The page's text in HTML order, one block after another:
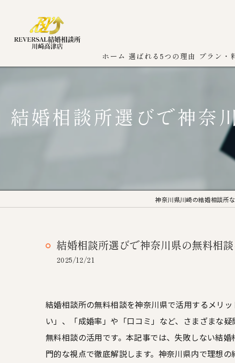
ホーム 選ばれる5つの理由 プラン・
結婚相談所選びで神奈
神奈川県川崎の結婚相談所
結婚相談所選びで神奈川県の無料相
2025/12/21
結婚相談所の無料相談を神奈川県で活用するメリ
い」、「成婚率」や「口コミ」など、さまざまな
無料相談の活用です。本記事では、失敗しない結
門的な視点で徹底解説します。神奈川県内で理想